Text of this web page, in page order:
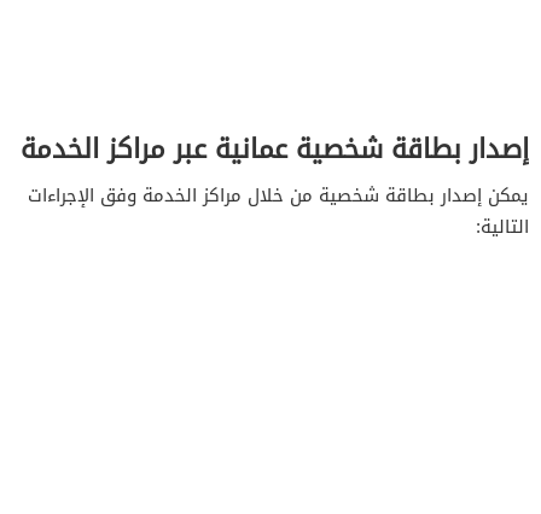
إصدار بطاقة شخصية عمانية عبر مراكز الخدمة
يمكن إصدار بطاقة شخصية من خلال مراكز الخدمة وفق الإجراءات
التالية: